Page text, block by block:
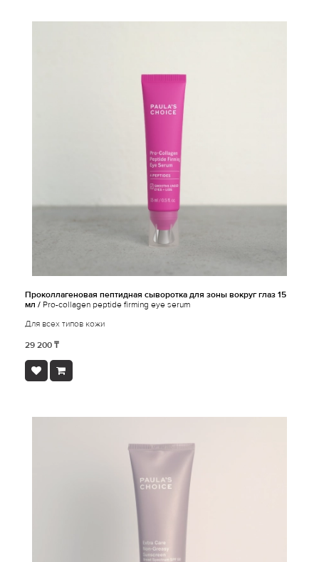
Проколлагеновая пептидная сыворотка для зоны вокруг глаз 15
мл / Pro-collagen peptide firming eye serum
Для всех типов кожи
29 200 ₸